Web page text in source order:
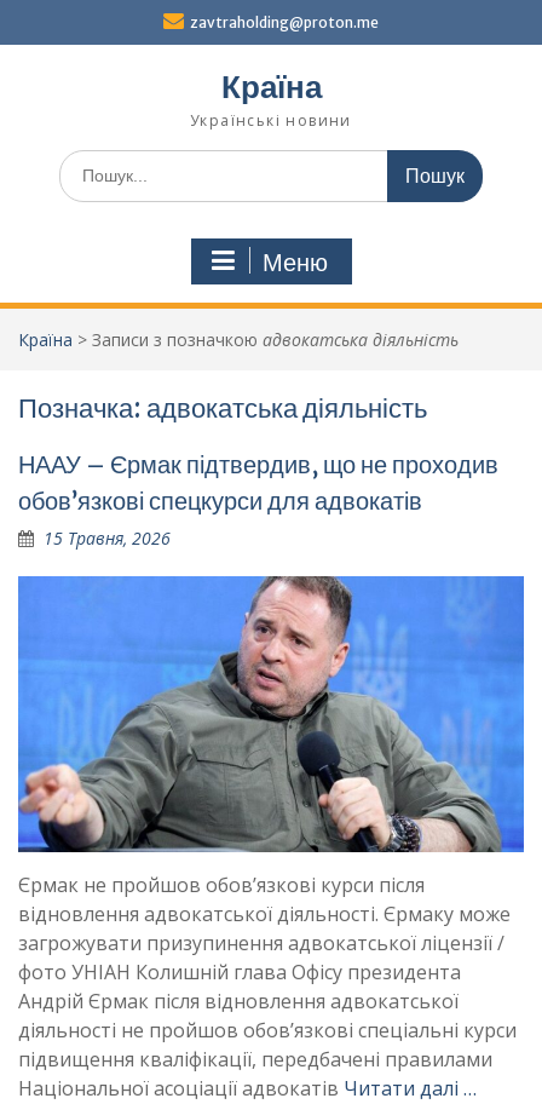
zavtraholding@proton.me
Країна
Українські новини
Шукати:
Меню
Країна > Записи з позначкою адвокатська діяльність
Позначка: адвокатська діяльність
НААУ – Єрмак підтвердив, що не проходив
обов’язкові спецкурси для адвокатів
15 Травня, 2026
Єрмак не пройшов обов’язкові курси після
відновлення адвокатської діяльності. Єрмаку може
загрожувати призупинення адвокатської ліцензії /
фото УНІАН Колишній глава Офісу президента
Андрій Єрмак після відновлення адвокатської
діяльності не пройшов обов’язкові спеціальні курси
підвищення кваліфікації, передбачені правилами
Національної асоціації адвокатів Читати далі …